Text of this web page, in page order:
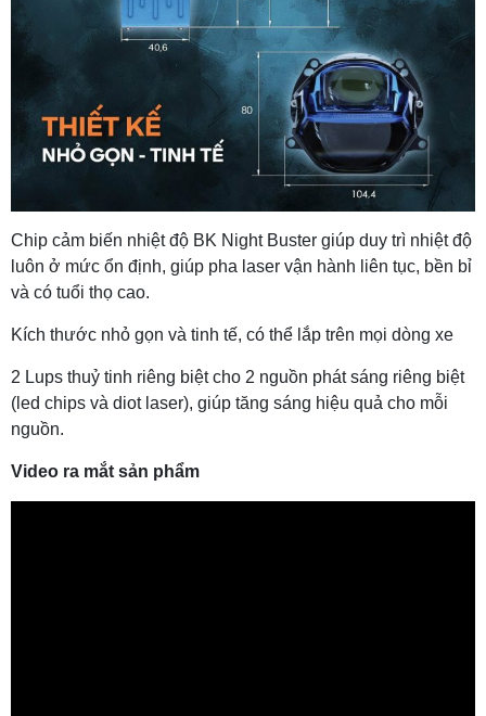
Chip cảm biến nhiệt độ BK Night Buster giúp duy trì nhiệt độ
luôn ở mức ổn định, giúp pha laser vận hành liên tục, bền bỉ
và có tuổi thọ cao.
Kích thước nhỏ gọn và tinh tế, có thể lắp trên mọi dòng xe
2 Lups thuỷ tinh riêng biệt cho 2 nguồn phát sáng riêng biệt
(led chips và diot laser), giúp tăng sáng hiệu quả cho mỗi
nguồn.
Video ra mắt sản phẩm